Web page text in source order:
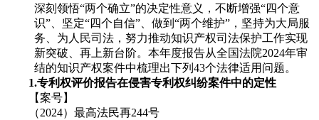
深刻领悟“两个确立”的决定性意义，不断增强“四个意
识”、坚定“四个自信”、做到“两个维护”，坚持为大局服
务、为人民司法，努力推动知识产权司法保护工作实现
新突破、再上新台阶。本年度报告从全国法院2024年审
结的知识产权案件中梳理出下列43个法律适用问题。
1.专利权评价报告在侵害专利权纠纷案件中的定性
【案号】
（2024）最高法民再244号